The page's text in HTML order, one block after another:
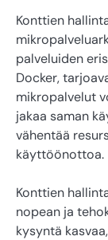
Konttien
palveluiden
Docker,
mikropalvelut
jakaa saman
vähentää
käyttöönottoa.
Konttien
nopean ja
kysyntä